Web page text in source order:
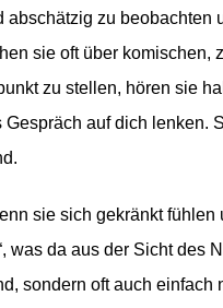
abschätzig zu
sie oft über
zu stellen, hören sie
auf dich lenken.
sie sich gekränkt
da aus der Sicht des
sondern oft auch